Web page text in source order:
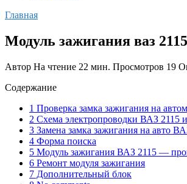
Главная
Модуль зажигания ваз
Автор На чтение 22 мин. Просмотров 19
Содержание
1 Проверка замка зажигания на
2 Схема электропроводки ВАЗ 2115
3 Замена замка зажигания на авто
4 Форма поиска
5 Модуль зажигания ВАЗ 2115 —
6 Ремонт модуля зажигания
7 Дополнительный блок